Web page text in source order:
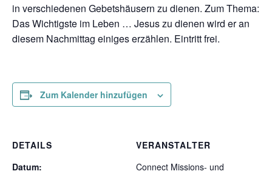
in verschiedenen Gebetshäusern zu dienen. Zum Thema:
Das Wichtigste im Leben … Jesus zu dienen wird er an
diesem Nachmittag einiges erzählen. Eintritt frei.
Zum Kalender hinzufügen
DETAILS
Datum:
VERANSTALTER
Connect Missions- und